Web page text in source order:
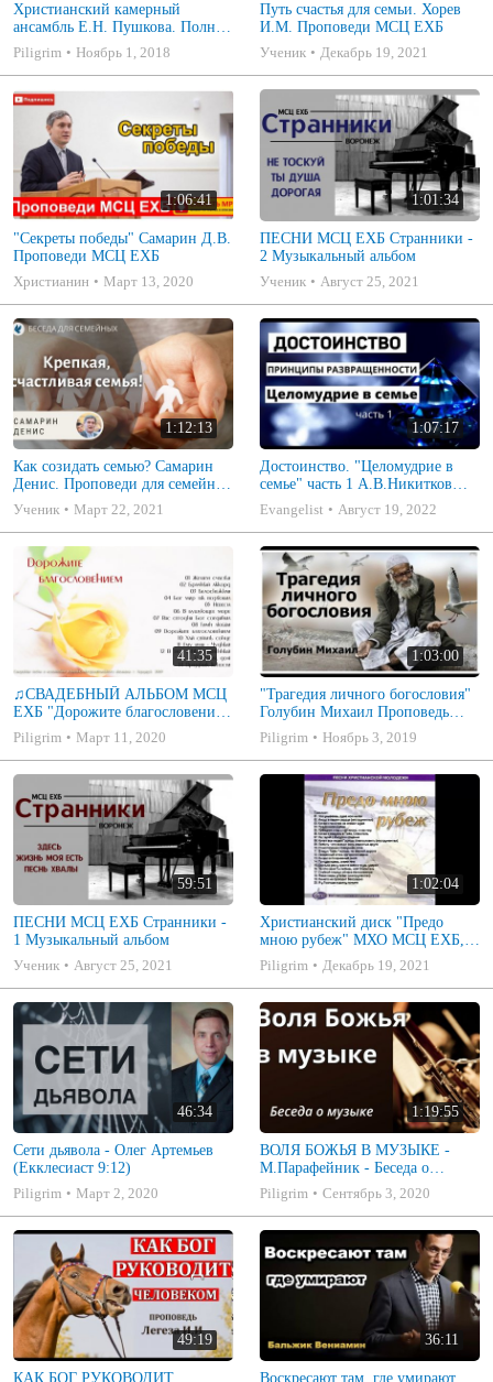
Христианский камерный
ансамбль Е.Н. Пушкова. Полное
собрание
Piligrim Ноябрь 1, 2018
Путь счастья для семьи. Хорев
И.М. Проповеди МСЦ ЕХБ
Ученик
Декабрь 19, 2021
1:06:41
"Секреты победы" Самарин Д.В.
Проповеди МСЦ ЕХБ
Христианин
Март 13, 2020
1:01:34
ПЕСНИ МСЦ ЕХБ Странники -
2 Музыкальный альбом
Ученик
Август 25, 2021
1:12:13
Как созидать семью? Самарин
Денис. Проповеди для семейных
МСЦ ЕХБ
Ученик Март 22, 2021
1:07:17
Достоинство. "Целомудрие в
семье" часть 1 А.В.Никитков
Беседа для семейных МСЦ ЕХБ
Evangelist Август 19, 2022
41:35
♫СВАДЕБНЫЙ АЛЬБОМ МСЦ
ЕХБ "Дорожите благословением
- Христианские песни.
Музыкальный диск. Псалмы
Piligrim Март 11, 2020
1:03:00
"Трагедия личного богословия"
Голубин Михаил Проповедь
2019
Piligrim Ноябрь 3, 2019
59:51
ПЕСНИ МСЦ ЕХБ Странники -
1 Музыкальный альбом
Ученик
Август 25, 2021
1:02:04
Христианский диск "Предо
мною рубеж" МХО МСЦ ЕХБ,
музыкальный альбом, пение,
музыка
Piligrim Декабрь 19, 2021
46:34
Сети дьявола - Олег Артемьев
(Екклесиаст 9:12)
Piligrim
Март 2, 2020
1:19:55
ВОЛЯ БОЖЬЯ В МУЗЫКЕ -
М.Парафейник - Беседа о
музыке 2
Piligrim Сентябрь 3, 2020
49:19
КАК БОГ РУКОВОДИТ
36:11
Воскресают там, где умирают.